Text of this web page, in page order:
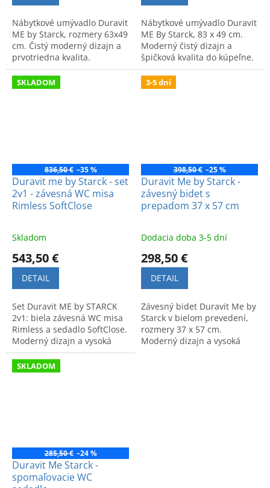
Nábytkové umývadlo Duravit
ME by Starck, rozmery 63x49
cm. Čistý moderný dizajn a
prvotriedna kvalita.
Nábytkové umývadlo Duravit
ME By Starck, 83 x 49 cm.
Moderný čistý dizajn a
špičková kvalita do kúpeľne.
Kód produktu: 2336830000.
SKLADOM
836,50 € –35 %
Duravit me by Starck - set
2v1 - závesná WC misa
Rimless SoftClose
Skladom
543,50 €
DETAIL
Set Duravit ME by STARCK
2v1: biela závesná WC misa
Rimless a sedadlo SoftClose.
Moderný dizajn a vysoká
hygiena pre vašu kúpeľňu.
Kvalitné spracovanie.
3-5 dní
398,50 € –25 %
Duravit Me by Starck -
závesný bidet s
prepadom 37 x 57 cm
Dodacia doba 3-5 dní
298,50 €
DETAIL
Závesný bidet Duravit Me by
Starck v bielom prevedení,
rozmery 37 x 57 cm.
Moderný dizajn a vysoká
SKLADOM
285,50 € –24 %
Duravit Me Starck -
spomaľovacie WC